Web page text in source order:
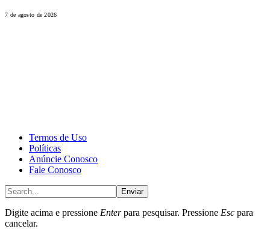
7 de agosto de 2026
Termos de Uso
Políticas
Anúncie Conosco
Fale Conosco
Enviar
Digite acima e pressione Enterpara pesquisar. Pressione Esc para
cancelar.